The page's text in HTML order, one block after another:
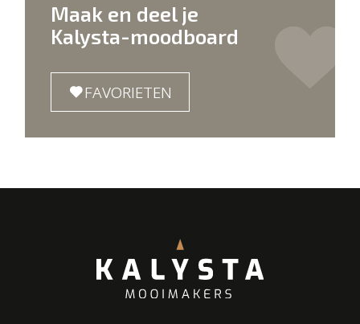
Maak en deel je
Kalysta-moodboard
FAVORIETEN